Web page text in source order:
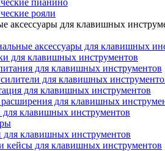
пианино
рояли
аксессуары для клавишных
аксессуары для клавишных
для клавишных инструментов
для клавишных инструментов
для клавишных
для клавишных инструментов
для клавишных
для клавишных инструментов
для клавишных инструментов
кейсы для клавишных инструментов